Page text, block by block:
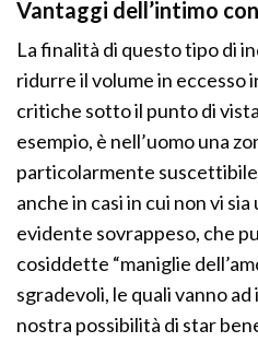
Vantaggi dell’intimo
La finalità di questo tipo di
ridurre il volume in eccesso
critiche sotto il punto di
esempio, è nell’uomo una
particolarmente suscettibile
anche in casi in cui non vi
evidente sovrappeso, che
cosiddette “maniglie
sgradevoli, le quali vanno
nostra possibilità di star